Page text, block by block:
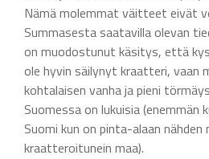
Nämä molemmat väitteet eivät
Summasesta saatavilla olevan
on muodostunut käsitys, että
ole hyvin säilynyt kraatteri, vaan
kohtalaisen vanha ja pieni
Suomessa on lukuisia (enemmän
Suomi kun on pinta-alaan nähden
kraatteroitunein maa).